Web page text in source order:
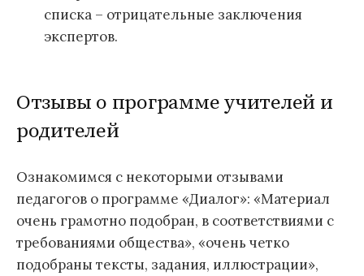
списка – отрицательные заключения
экспертов.
Отзывы о программе учителей и
родителей
Ознакомимся с некоторыми отзывами
педагогов о программе «Диалог»: «Материал
очень грамотно подобран, в соответствиями с
требованиями общества», «очень четко
подобраны тексты, задания, иллюстрации»,